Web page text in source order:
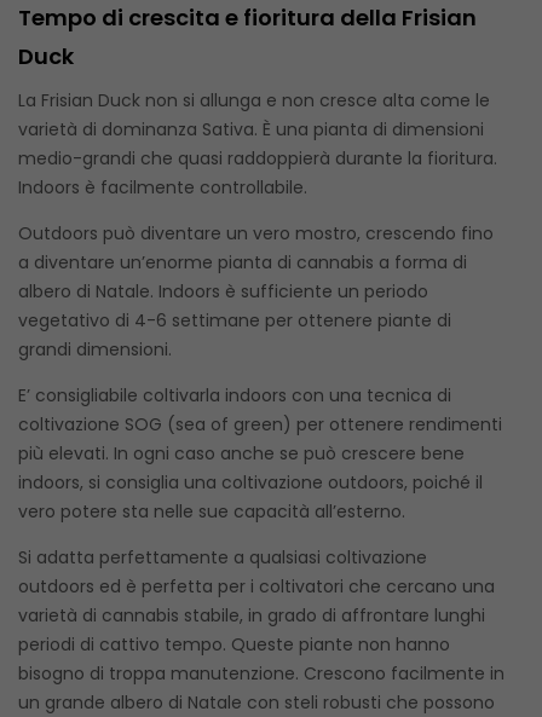
Tempo di crescita e fioritura della Frisian
Duck
La Frisian Duck non si allunga e non cresce alta come le
varietà di dominanza Sativa. È una pianta di dimensioni
medio-grandi che quasi raddoppierà durante la fioritura.
Indoors è facilmente controllabile.
Outdoors può diventare un vero mostro, crescendo fino
a diventare un’enorme pianta di cannabis a forma di
albero di Natale. Indoors è sufficiente un periodo
vegetativo di 4-6 settimane per ottenere piante di
grandi dimensioni.
E’ consigliabile coltivarla indoors con una tecnica di
coltivazione SOG (sea of green) per ottenere rendimenti
più elevati. In ogni caso anche se può crescere bene
indoors, si consiglia una coltivazione outdoors, poiché il
vero potere sta nelle sue capacità all’esterno.
Si adatta perfettamente a qualsiasi coltivazione
outdoors ed è perfetta per i coltivatori che cercano una
varietà di cannabis stabile, in grado di affrontare lunghi
periodi di cattivo tempo. Queste piante non hanno
bisogno di troppa manutenzione. Crescono facilmente in
un grande albero di Natale con steli robusti che possono